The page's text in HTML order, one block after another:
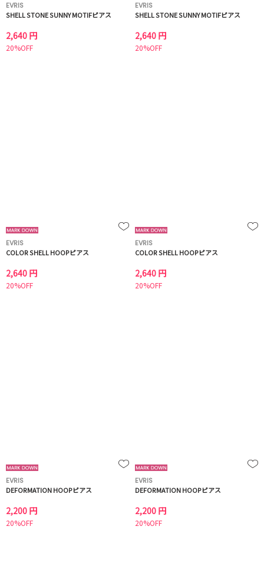
EVRIS
SHELL STONE SUNNY MOTIFピアス
2,640 円
20%OFF
EVRIS
SHELL STONE SUNNY MOTIFピアス
2,640 円
20%OFF
EVRIS
COLOR SHELL HOOPピアス
2,640 円
20%OFF
EVRIS
COLOR SHELL HOOPピアス
2,640 円
20%OFF
EVRIS
DEFORMATION HOOPピアス
2,200 円
20%OFF
EVRIS
DEFORMATION HOOPピアス
2,200 円
20%OFF